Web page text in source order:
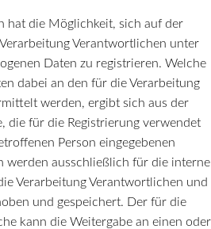
hat die Möglichkeit, sich auf der
Verantwortlichen unter
Daten zu registrieren. Welche
dabei an den für die Verarbeitung
werden, ergibt sich aus der
die für die Registrierung verwendet
Person eingegebenen
werden ausschließlich für die interne
Verarbeitung Verantwortlichen und
und gespeichert. Der für die
kann die Weitergabe an einen oder